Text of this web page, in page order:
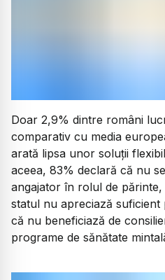
Doar 2,9% dintre români
comparativ cu media
arată lipsa unor soluții
aceea, 83% declară că nu
angajator în rolul de
statul nu apreciază suficient
că nu beneficiază de
programe de sănătate